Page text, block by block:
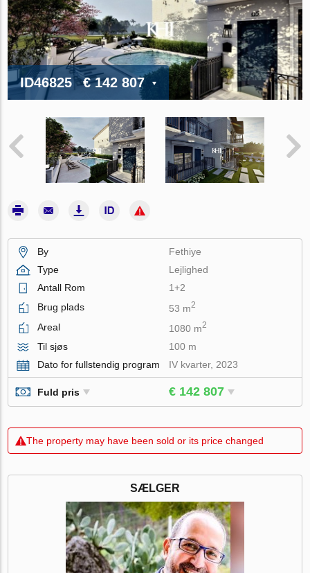
ID46825 € 142 807
By
Fethiye
Type
Lejlighed
Antall Rom
1+2
Brug plads
53 m2
Areal 1080 m2
Til sjøs
100 m
Dato for fullstendig program
IV kvarter, 2023
Fuld pris € 142 807
The property may have been sold or its price changed
SÆLGER